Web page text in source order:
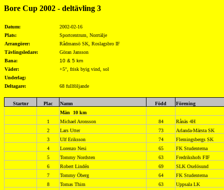
Bore Cup 2002 - deltävling 3
Datum:
2002-02-16
Plats:
Sportcentrum, Norrtälje
Arrangörer:
Rådmansö SK, Roslagsbro IF
Tävlingsledare:
Göran Jansson
Bana:
10 & 5 km
Väder:
+5°, frisk byig vind, sol
Underlag:
Deltagare:
68 fullföljande
Startnr Plac Namn Född
Förening
Män
10 km
1
Michael Aronsson 84
Rånäs 4H
2
Lars Utter 73
Arlanda-Märsta SK
3
Ulf Eriksson 74
Flemingsbergs SK
4
Lorenzo Nesi 65
FK Studenterna
5
Tommy Nordsten 63
Fredrikshofs FIF
6
Robert Lindén 69
SLK Oxelösund
7
Tommy Öberg 64
FK Studenterna
8
Tomas Thim 63
Uppsala LK